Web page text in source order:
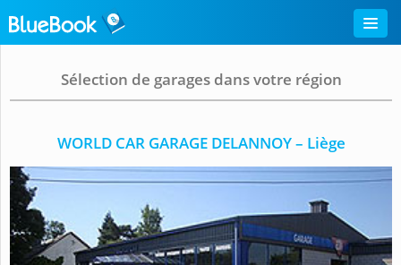
Sélection de garages dans votre région
WORLD CAR GARAGE DELANNOY – Liège